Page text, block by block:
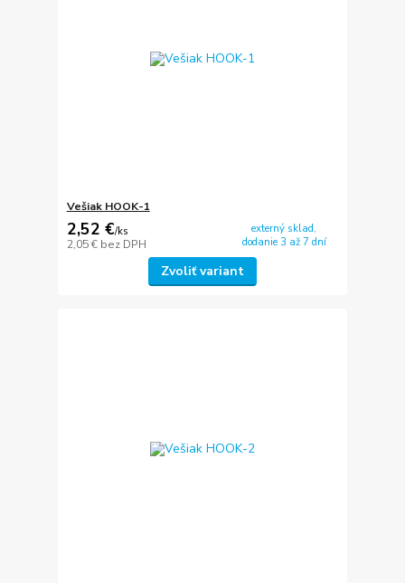
Vešiak HOOK-1
2,52 €/ks
2,05 € bez DPH
externý sklad,
dodanie 3 až 7 dní
Zvoliť variant